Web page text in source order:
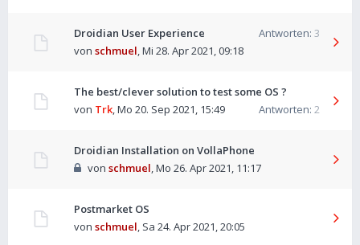
Droidian User Experience Antworten: 3
von schmuel,Mi 28. Apr 2021, 09:18
The best/clever solution to test some OS ?
Antworten: 2
von Trk,Mo 20. Sep 2021, 15:49
Droidian Installation on VollaPhone
von schmuel,Mo 26. Apr 2021, 11:17
Postmarket OS
von schmuel, Sa 24. Apr 2021, 20:05